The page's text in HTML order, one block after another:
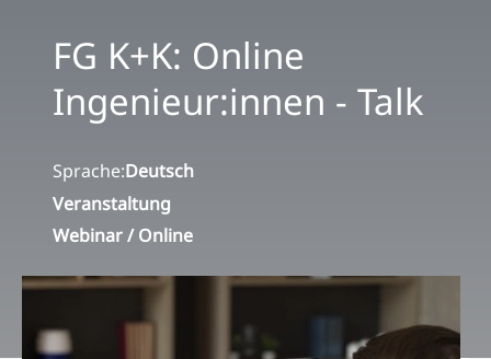
FG K+K: Online
Ingenieur:innen - Talk
Sprache:Deutsch
Veranstaltung
Webinar / Online